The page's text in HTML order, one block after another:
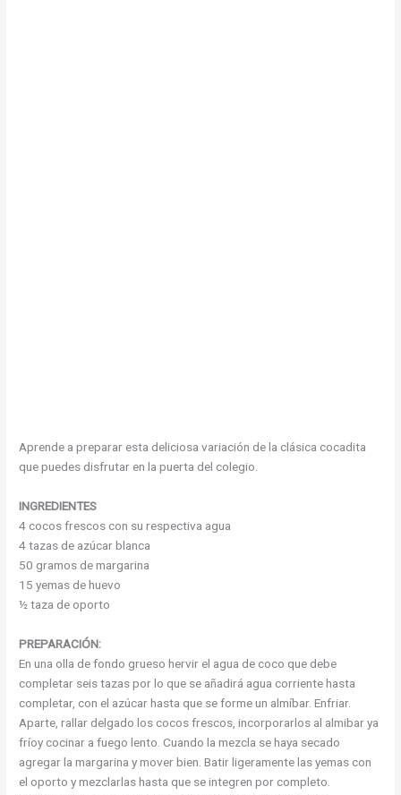
Aprende a preparar esta deliciosa variación de la clásica cocadita
que puedes disfrutar en la puerta del colegio.
INGREDIENTES
4 cocos frescos con su respectiva agua
4 tazas de azúcar blanca
50 gramos de margarina
15 yemas de huevo
½ taza de oporto
PREPARACIÓN:
En una olla de fondo grueso hervir el agua de coco que debe
completar seis tazas por lo que se añadirá agua corriente hasta
completar, con el azúcar hasta que se forme un almíbar. Enfriar.
Aparte, rallar delgado los cocos frescos, incorporarlos al almibar ya
fríoy cocinar a fuego lento. Cuando la mezcla se haya secado
agregar la margarina y mover bien. Batir ligeramente las yemas con
el oporto y mezclarlas hasta que se integren por completo.